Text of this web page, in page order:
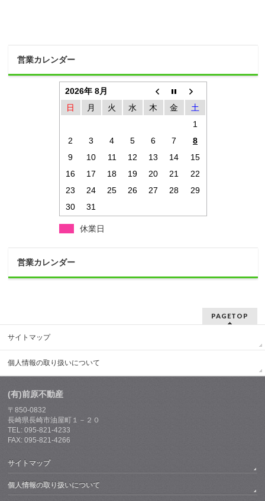
３カ月以内
６カ月以内
※簡易査定となります。実勢価格とは多少異なる場
合がございます。
お名前（匿名可）（ 必須 ）
※電話番号かメールアドレスのどちらかを入力して
上記の内容で送信いたします。よろしければ
チェックを入れて送信してください。
個人情報の取り扱いについて
ご入力いただいた個人情報は、お客様との資料の送
用させていただきます。
個人情報は、本サイトのシステム運営会社のサーバ
を経由し、当社にメール等で送信されるため、本サ
イトのサーバにも保管されます。
営業カレンダー
2026年 8月
日
月 火 水 木 金
土
1
2
3 4 5 6 7
8
9
10 11 12 13 14
15
16
17 18 19 20 21
22
23
24 25 26 27 28
29
30
31
休業日
営業カレンダー
PAGETOP
サイトマップ
個人情報の取り扱いについて
(有)前原不動産
〒850-0832
長崎県長崎市油屋町１－２０
TEL: 095-821-4233
FAX: 095-821-4266
サイトマップ
個人情報の取り扱いについて